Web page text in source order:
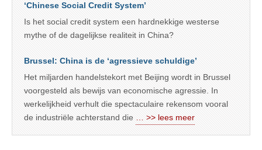
‘Chinese Social Credit System’
Is het social credit system een hardnekkige westerse
mythe of de dagelijkse realiteit in China?
Brussel: China is de ‘agressieve schuldige’
Het miljarden handelstekort met Beijing wordt in Brussel
voorgesteld als bewijs van economische agressie. In
werkelijkheid verhult die spectaculaire rekensom vooral
de industriële achterstand die … >> lees meer